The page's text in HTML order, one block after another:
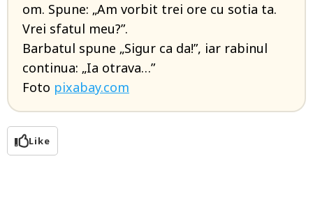
om. Spune: „Am vorbit trei ore cu sotia ta.
Vrei sfatul meu?”.
Barbatul spune „Sigur ca da!”, iar rabinul
continua: „Ia otrava…”
Foto pixabay.com
Like